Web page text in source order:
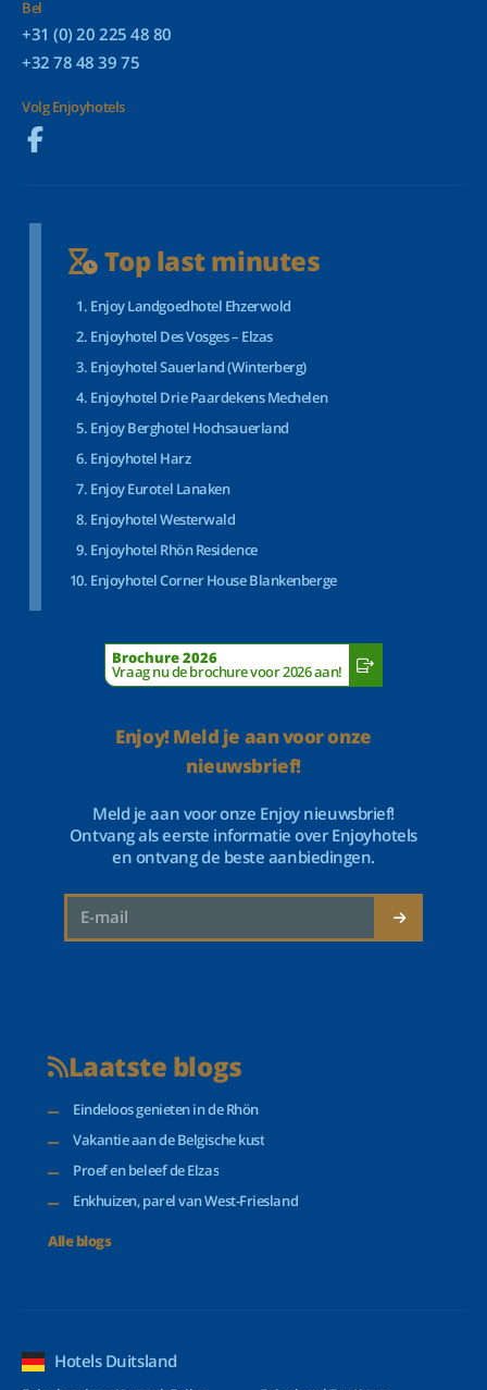
Bel
+31 (0) 20 225 48 80
+32 78 48 39 75
Volg Enjoyhotels
Top last minutes
Enjoy Landgoedhotel Ehzerwold
Enjoyhotel Des Vosges – Elzas
Enjoyhotel Sauerland (Winterberg)
Enjoyhotel Drie Paardekens Mechelen
Enjoy Berghotel Hochsauerland
Enjoyhotel Harz
Enjoy Eurotel Lanaken
Enjoyhotel Westerwald
Enjoyhotel Rhön Residence
Enjoyhotel Corner House Blankenberge
Brochure 2026
Vraag nu de brochure voor 2026 aan!
Enjoy! Meld je aan voor onze
nieuwsbrief!
Meld je aan voor onze Enjoy nieuwsbrief!
Ontvang als eerste informatie over Enjoyhotels
en ontvang de beste aanbiedingen.
Laatste blogs
Eindeloos genieten in de Rhön
Vakantie aan de Belgische kust
Proef en beleef de Elzas
Enkhuizen, parel van West-Friesland
Alle blogs
Hotels Duitsland